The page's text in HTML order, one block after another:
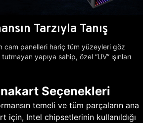
Tarzıyla Tanış
cam panelleri hariç tüm yüzeyleri göz
yapıya sahip, özel “UV” ışınları
Seçenekleri
temeli ve tüm parçaların ana
için, Intel chipsetlerinin kullanıldığı